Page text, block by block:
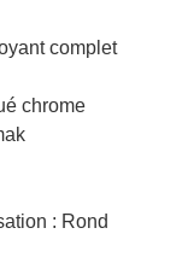
complet
chrome
: Rond